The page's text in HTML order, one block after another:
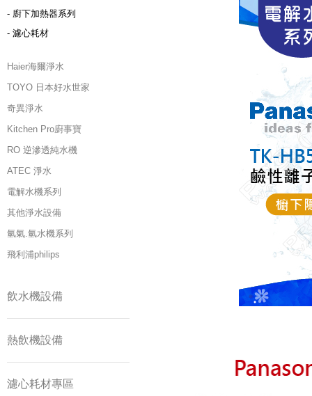
- 廚下加熱器系列
- 濾心耗材
Haier海爾淨水
TOYO 日本好水世家
奇異淨水
Kitchen Pro廚事寶
RO 逆滲透純水機
ATEC 淨水
電解水機系列
其他淨水設備
氫氣.氫水機系列
飛利浦philips
飲水機設備
熱飲機設備
濾心耗材專區